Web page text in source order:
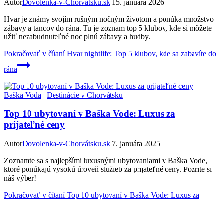
AutorDovolenka-v-Chorvátsku.sk 15. januára 2026
Hvar je známy svojím rušným nočným životom a ponúka množstvo
zábavy a tancov do rána. Tu je zoznam top 5 klubov, kde si môžete
užiť nezabudnuteľné noc plnú zábavy a hudby.
Pokračovať v čítaníHvar nightlife: Top 5 klubov, kde sa zabavíte do
rána
Baška Voda | Destinácie v Chorvátsku
Top 10 ubytovaní v Baška Vode: Luxus za
prijateľné ceny
AutorDovolenka-v-Chorvátsku.sk 7. januára 2025
Zoznamte sa s najlepšími luxusnými ubytovaniami v Baška Vode,
ktoré ponúkajú vysokú úroveň služieb za prijateľné ceny. Pozrite si
náš výber!
Pokračovať v čítaníTop 10 ubytovaní v Baška Vode: Luxus za